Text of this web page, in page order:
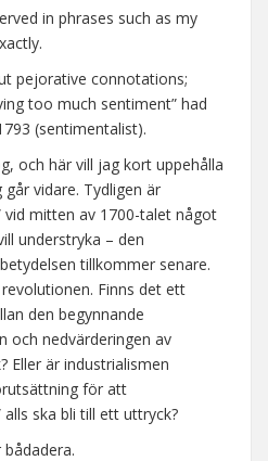
in phrases such as my
pejorative connotations;
too much sentiment” had
(sentimentalist).
och här vill jag kort uppehålla
vidare. Tydligen är
vid mitten av 1700-talet något
understryka – den
tillkommer senare.
Finns det ett
den begynnande
och nedvärderingen av
Eller är industrialismen
för att
alls ska bli till ett uttryck?